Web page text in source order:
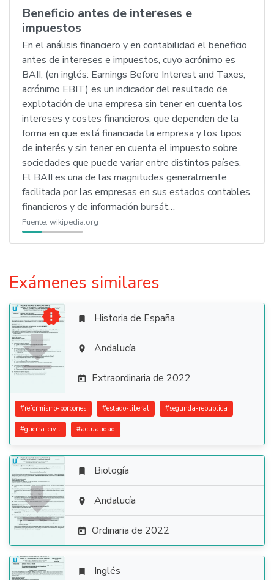
Beneficio antes de intereses e
impuestos
En el análisis financiero y en contabilidad el beneficio
antes de intereses e impuestos, cuyo acrónimo es
BAII, (en inglés: Earnings Before Interest and Taxes,
acrónimo EBIT) es un indicador del resultado de
explotación de una empresa sin tener en cuenta los
intereses y costes financieros, que dependen de la
forma en que está financiada la empresa y los tipos
de interés y sin tener en cuenta el impuesto sobre
sociedades que puede variar entre distintos países.
El BAII es una de las magnitudes generalmente
facilitada por las empresas en sus estados contables,
financieros y de información bursát…
Fuente: wikipedia.org
Exámenes similares

  Historia de España
 Andalucía
 Extraordinaria de 2022
#reformismo-borbones #estado-liberal #segunda-republica
#guerra-civil #actualidad

 Biología
 Andalucía
 Ordinaria de 2022
 Inglés